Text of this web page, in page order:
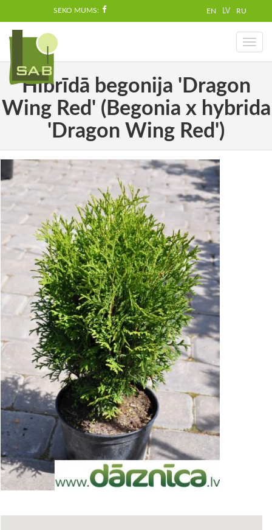
SEKO MUMS: EN LV RU
Toggle
Hibrīdā begonija 'Dragon
Wing Red' (Begonia x hybrida
'Dragon Wing Red')